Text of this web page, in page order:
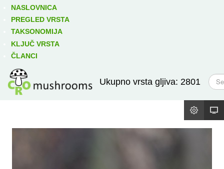
NASLOVNICA
PREGLED VRSTA
TAKSONOMIJA
KLJUČ VRSTA
ČLANCI
Ukupno vrsta gljiva: 2801
T
r
ž
Izravno podređene niže takse: